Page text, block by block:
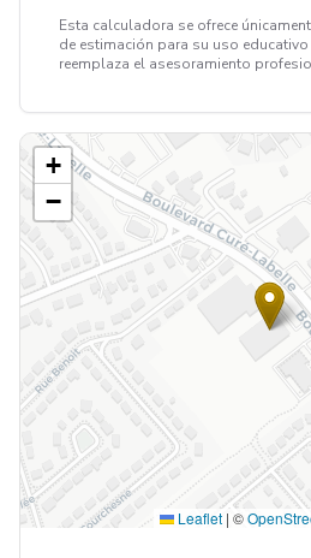
Esta calculadora se ofrece
de estimación para su uso
reemplaza el asesoramiento
+
−
Leaflet | ©